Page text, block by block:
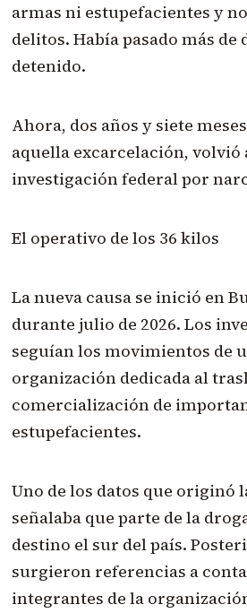
armas ni estupefacientes y
delitos. Había pasado más de
detenido.
Ahora, dos años y siete
aquella excarcelación, volvió
investigación federal por
El operativo de los 36 kilos
La nueva causa se inició en
durante julio de 2026. Los
seguían los movimientos de
organización dedicada al
comercialización de
estupefacientes.
Uno de los datos que originó
señalaba que parte de la
destino el sur del país.
surgieron referencias a
integrantes de la